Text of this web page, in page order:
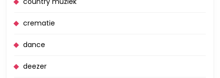
crematie
dance
deezer